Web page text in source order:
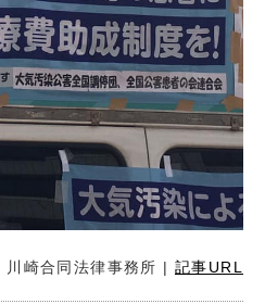
川崎合同法律事務所 | 記事URL